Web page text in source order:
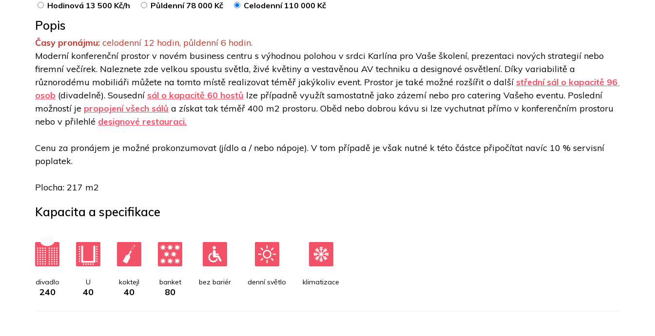
Hodinová 13 500 Kč/h
Půldenní 78 000 Kč Celodenní 110 000 Kč
Popis
Časy pronájmu: celodenní 12 hodin, půldenní 6 hodin.
Moderní konferenční prostor v novém business centru s výhodnou polohou v srdci Karlína pro Vaše školení, prezentaci nových strategií nebo
firemní večírek. Naleznete zde velkou spoustu světla, živé květiny a vestavěnou AV techniku a designové osvětlení. Díky variabilitě a
různorodému mobiliáři můžete na tomto místě realizovat téměř jakýkoliv event. Prostor je také možné rozšířit o další střední sál o kapacitě 96
osob (divadelně). Sousední sál o kapacitě 60 hostů lze případně využít samostatně jako zázemí nebo pro catering Vašeho eventu. Poslední
možností je propojení všech sálů a získat tak téměř 400 m2 prostoru. Oběd nebo dobrou kávu si lze vychutnat přímo v konferenčním prostoru
nebo v přilehlé designové restauraci.
Cenu za pronájem je možné prokonzumovat (jídlo a / nebo nápoje). V tom případě je však nutné k této částce připočítat navíc 10 % servisní
poplatek.
Plocha: 217 m2
Kapacita a specifikace
divadlo
240
U
40
koktejl
40
banket
80
bez bariér denní světlo klimatizace